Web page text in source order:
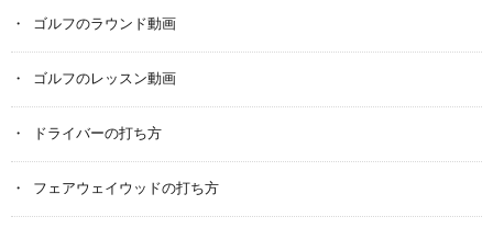
ゴルフのラウンド動画
ゴルフのレッスン動画
ドライバーの打ち方
フェアウェイウッドの打ち方